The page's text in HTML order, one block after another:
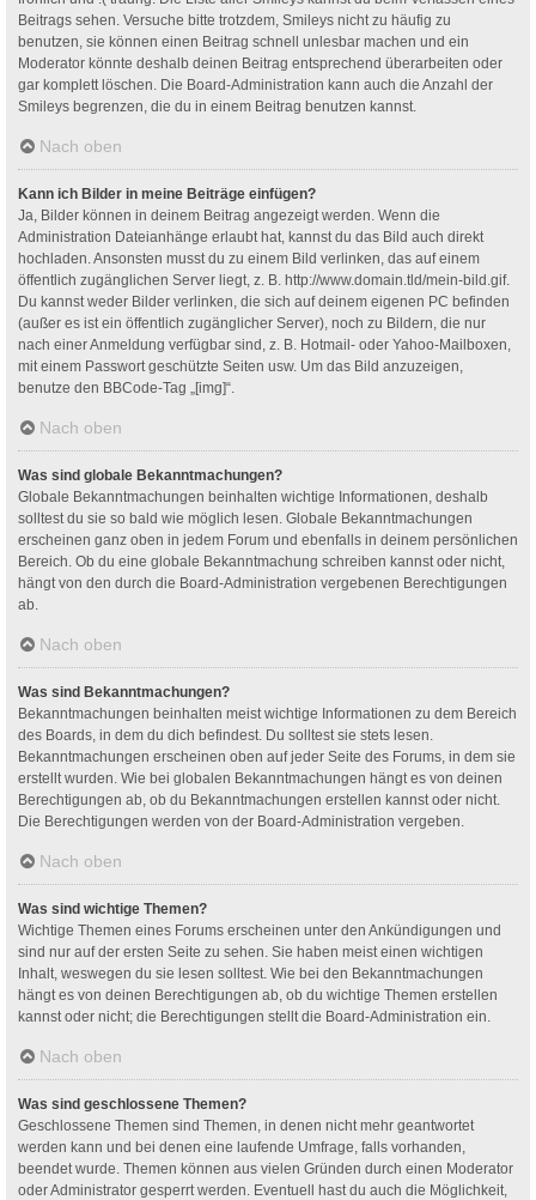
Beitrags sehen. Versuche bitte trotzdem, Smileys nicht zu häufig zu
benutzen, sie können einen Beitrag schnell unlesbar machen und ein
Moderator könnte deshalb deinen Beitrag entsprechend überarbeiten oder
gar komplett löschen. Die Board-Administration kann auch die Anzahl der
Smileys begrenzen, die du in einem Beitrag benutzen kannst.
Nach oben
Kann ich Bilder in meine Beiträge einfügen?
Ja, Bilder können in deinem Beitrag angezeigt werden. Wenn die
Administration Dateianhänge erlaubt hat, kannst du das Bild auch direkt
hochladen. Ansonsten musst du zu einem Bild verlinken, das auf einem
öffentlich zugänglichen Server liegt, z. B. http://www.domain.tld/mein-bild.gif.
Du kannst weder Bilder verlinken, die sich auf deinem eigenen PC befinden
(außer es ist ein öffentlich zugänglicher Server), noch zu Bildern, die nur
nach einer Anmeldung verfügbar sind, z. B. Hotmail- oder Yahoo-Mailboxen,
mit einem Passwort geschützte Seiten usw. Um das Bild anzuzeigen,
benutze den BBCode-Tag „[img]“.
Nach oben
Was sind globale Bekanntmachungen?
Globale Bekanntmachungen beinhalten wichtige Informationen, deshalb
solltest du sie so bald wie möglich lesen. Globale Bekanntmachungen
erscheinen ganz oben in jedem Forum und ebenfalls in deinem persönlichen
Bereich. Ob du eine globale Bekanntmachung schreiben kannst oder nicht,
hängt von den durch die Board-Administration vergebenen Berechtigungen
ab.
Nach oben
Was sind Bekanntmachungen?
Bekanntmachungen beinhalten meist wichtige Informationen zu dem Bereich
des Boards, in dem du dich befindest. Du solltest sie stets lesen.
Bekanntmachungen erscheinen oben auf jeder Seite des Forums, in dem sie
erstellt wurden. Wie bei globalen Bekanntmachungen hängt es von deinen
Berechtigungen ab, ob du Bekanntmachungen erstellen kannst oder nicht.
Die Berechtigungen werden von der Board-Administration vergeben.
Nach oben
Was sind wichtige Themen?
Wichtige Themen eines Forums erscheinen unter den Ankündigungen und
sind nur auf der ersten Seite zu sehen. Sie haben meist einen wichtigen
Inhalt, weswegen du sie lesen solltest. Wie bei den Bekanntmachungen
hängt es von deinen Berechtigungen ab, ob du wichtige Themen erstellen
kannst oder nicht; die Berechtigungen stellt die Board-Administration ein.
Nach oben
Was sind geschlossene Themen?
Geschlossene Themen sind Themen, in denen nicht mehr geantwortet
werden kann und bei denen eine laufende Umfrage, falls vorhanden,
beendet wurde. Themen können aus vielen Gründen durch einen Moderator
oder Administrator gesperrt werden. Eventuell hast du auch die Möglichkeit,